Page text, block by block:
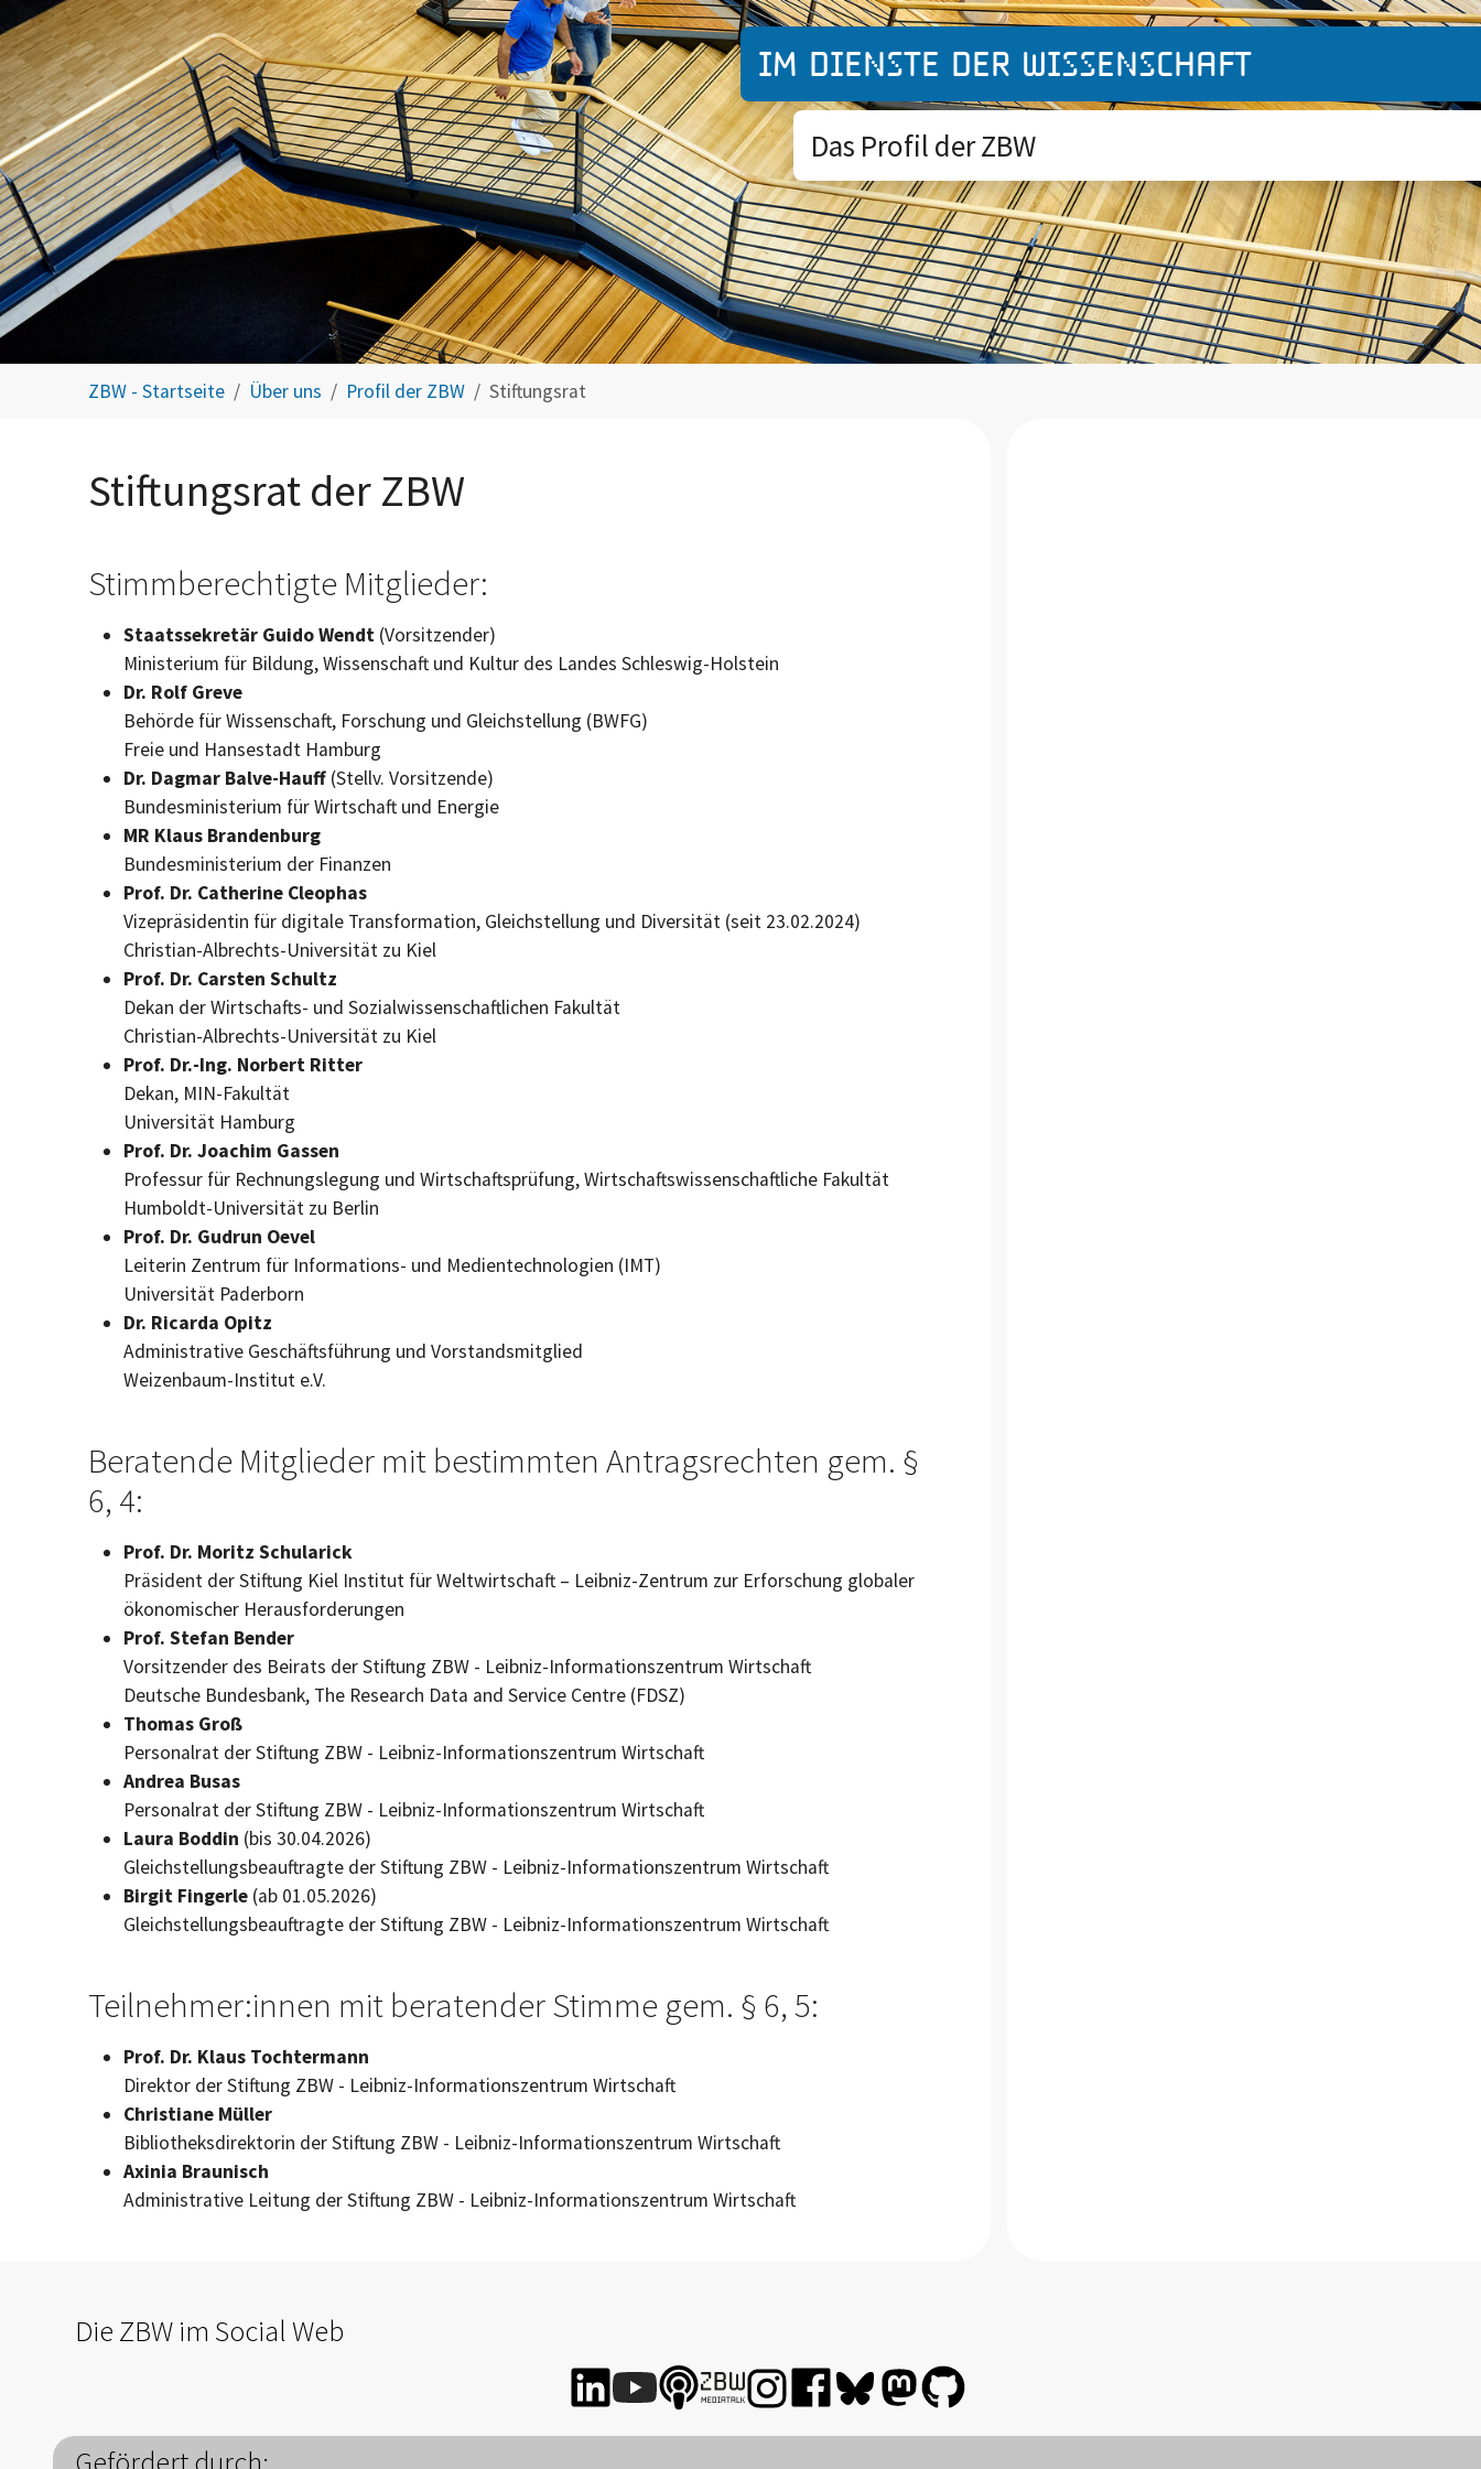
Im Dienste der Wissenschaft
Das Profil der ZBW
ZBW - Startseite Über uns Profil der ZBW Stiftungsrat
Stiftungsrat der ZBW
Stimmberechtigte Mitglieder:
Staatssekretär Guido Wendt (Vorsitzender)
Ministerium für Bildung, Wissenschaft und Kultur des Landes Schleswig-Holstein
Dr. Rolf Greve
Behörde für Wissenschaft, Forschung und Gleichstellung (BWFG)
Freie und Hansestadt Hamburg
Dr. Dagmar Balve-Hauff (Stellv. Vorsitzende)
Bundesministerium für Wirtschaft und Energie
MR Klaus Brandenburg
Bundesministerium der Finanzen
Prof. Dr. Catherine Cleophas
Vizepräsidentin für digitale Transformation, Gleichstellung und Diversität (seit 23.02.2024)
Christian-Albrechts-Universität zu Kiel
Prof. Dr. Carsten Schultz
Dekan der Wirtschafts- und Sozialwissenschaftlichen Fakultät
Christian-Albrechts-Universität zu Kiel
Prof. Dr.-Ing. Norbert Ritter
Dekan, MIN-Fakultät
Universität Hamburg
Prof. Dr. Joachim Gassen
Professur für Rechnungslegung und Wirtschaftsprüfung, Wirtschaftswissenschaftliche Fakultät
Humboldt-Universität zu Berlin
Prof. Dr. Gudrun Oevel
Leiterin Zentrum für Informations- und Medientechnologien (IMT)
Universität Paderborn
Dr. Ricarda Opitz
Administrative Geschäftsführung und Vorstandsmitglied
Weizenbaum-Institut e.V.
Beratende Mitglieder mit bestimmten Antragsrechten gem. §
6, 4:
Prof. Dr. Moritz Schularick
Präsident der Stiftung Kiel Institut für Weltwirtschaft – Leibniz-Zentrum zur Erforschung globaler
ökonomischer Herausforderungen
Prof. Stefan Bender
Vorsitzender des Beirats der Stiftung ZBW - Leibniz-Informationszentrum Wirtschaft
Deutsche Bundesbank, The Research Data and Service Centre (FDSZ)
Thomas Groß
Personalrat der Stiftung ZBW - Leibniz-Informationszentrum Wirtschaft
Andrea Busas
Personalrat der Stiftung ZBW - Leibniz-Informationszentrum Wirtschaft
Laura Boddin (bis 30.04.2026)
Gleichstellungsbeauftragte der Stiftung ZBW - Leibniz-Informationszentrum Wirtschaft
Birgit Fingerle (ab 01.05.2026)
Gleichstellungsbeauftragte der Stiftung ZBW - Leibniz-Informationszentrum Wirtschaft
Teilnehmer:innen mit beratender Stimme gem. § 6, 5:
Prof. Dr. Klaus Tochtermann
Direktor der Stiftung ZBW - Leibniz-Informationszentrum Wirtschaft
Christiane Müller
Bibliotheksdirektorin der Stiftung ZBW - Leibniz-Informationszentrum Wirtschaft
Axinia Braunisch
Administrative Leitung der Stiftung ZBW - Leibniz-Informationszentrum Wirtschaft
Die ZBW im Social Web
Gefördert durch: